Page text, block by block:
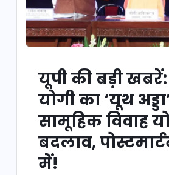
यूपी की बड़ी
योगी का ‘यूथ
सामूहिक विवाह
बदलाव,
में!